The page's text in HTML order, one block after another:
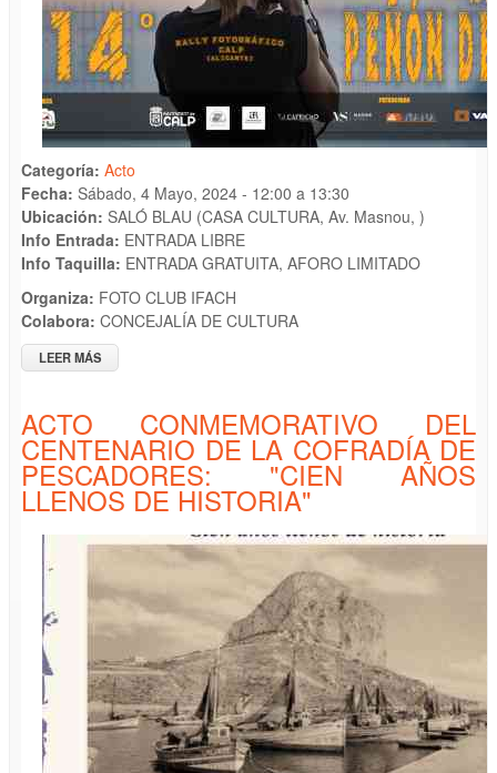
Categoría: Acto
Fecha: Sábado, 4 Mayo, 2024 - 12:00 a 13:30
Ubicación: SALÓ BLAU (CASA CULTURA, Av. Masnou, )
Info Entrada: ENTRADA LIBRE
Info Taquilla: ENTRADA GRATUITA, AFORO LIMITADO
Organiza: FOTO CLUB IFACH
Colabora: CONCEJALÍA DE CULTURA
LEER MÁS
"PEÑON DE IFACH"
ACTO CONMEMORATIVO DEL
CENTENARIO DE LA COFRADÍA DE
PESCADORES: "CIEN AÑOS
LLENOS DE HISTORIA"